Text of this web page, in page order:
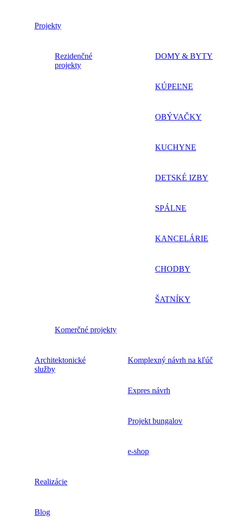
Projekty
Rezidenčné
projekty
DOMY & BYTY
KÚPEĽNE
OBÝVAČKY
KUCHYNE
DETSKÉ IZBY
SPÁLNE
KANCELÁRIE
CHODBY
ŠATNÍKY
Komerčné projekty
Architektonické
služby
Komplexný návrh na kľúč
Expres návrh
Projekt bungalov
e-shop
Realizácie
Blog